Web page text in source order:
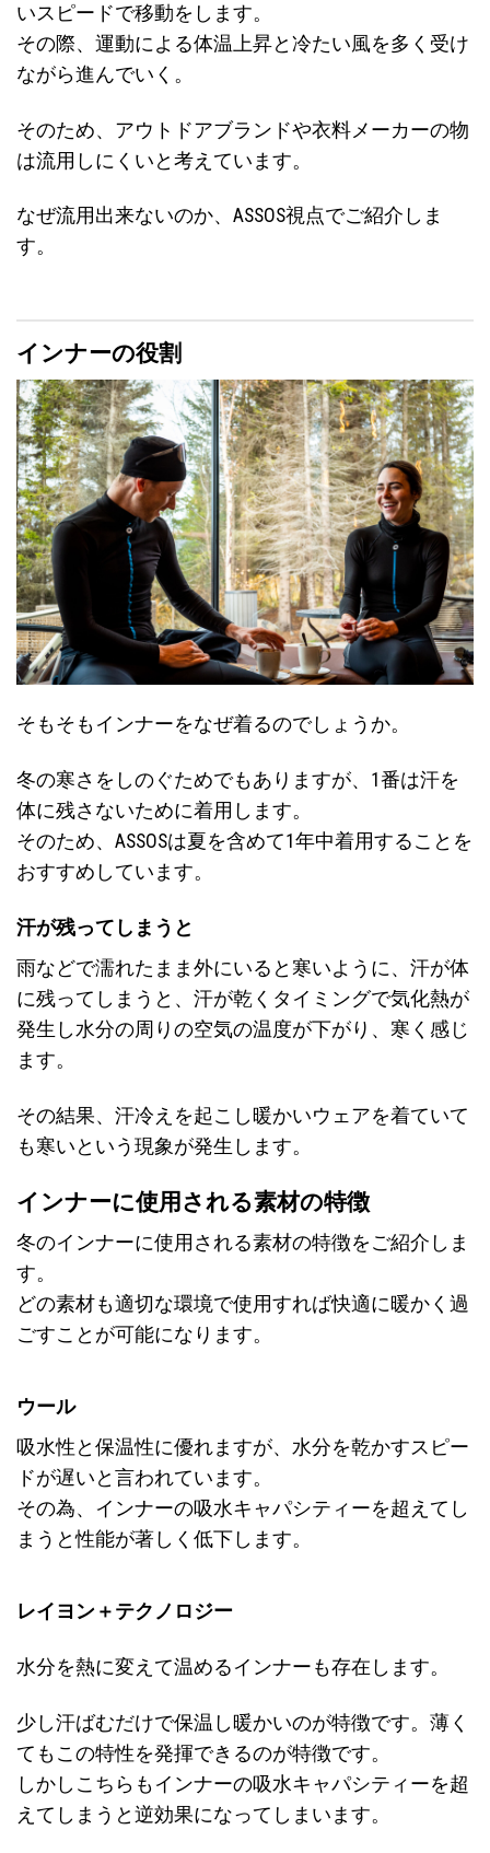
いスピードで移動をします。
その際、運動による体温上昇と冷たい風を多く受け
ながら進んでいく。
そのため、アウトドアブランドや衣料メーカーの物
は流用しにくいと考えています。
なぜ流用出来ないのか、ASSOS視点でご紹介しま
す。
インナーの役割
そもそもインナーをなぜ着るのでしょうか。
冬の寒さをしのぐためでもありますが、1番は汗を
体に残さないために着用します。
そのため、ASSOSは夏を含めて1年中着用することを
おすすめしています。
汗が残ってしまうと
雨などで濡れたまま外にいると寒いように、汗が体
に残ってしまうと、汗が乾くタイミングで気化熱が
発生し水分の周りの空気の温度が下がり、寒く感じ
ます。
その結果、汗冷えを起こし暖かいウェアを着ていて
も寒いという現象が発生します。
インナーに使用される素材の特徴
冬のインナーに使用される素材の特徴をご紹介しま
す。
どの素材も適切な環境で使用すれば快適に暖かく過
ごすことが可能になります。
ウール
吸水性と保温性に優れますが、水分を乾かすスピー
ドが遅いと言われています。
その為、インナーの吸水キャパシティーを超えてし
まうと性能が著しく低下します。
レイヨン＋テクノロジー
水分を熱に変えて温めるインナーも存在します。
少し汗ばむだけで保温し暖かいのが特徴です。薄く
てもこの特性を発揮できるのが特徴です。
しかしこちらもインナーの吸水キャパシティーを超
えてしまうと逆効果になってしまいます。